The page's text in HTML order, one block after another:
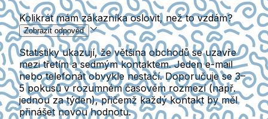
Kolikrát mám zákazníka oslovit, než to vzdám?
Zobrazit odpověď
Statistiky ukazují, že většina obchodů se uzavře
mezi třetím a sedmým kontaktem. Jeden e-mail
nebo telefonát obvykle nestačí. Doporučuje se 3–
5 pokusů v rozumném časovém rozmezí (např.
jednou za týden), přičemž každý kontakt by měl
přinášet novou hodnotu.